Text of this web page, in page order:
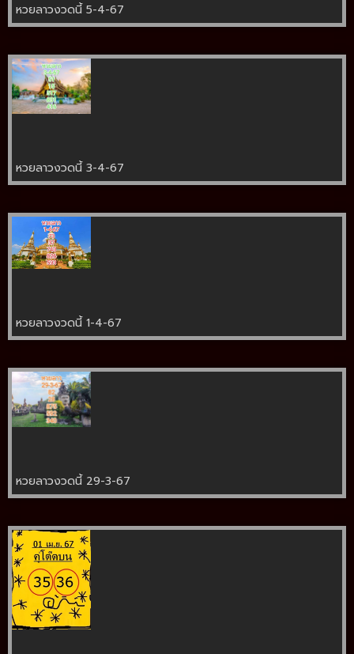
หวยลาวงวดนี้ 5-4-67
หวยลาวงวดนี้ 3-4-67
หวยลาวงวดนี้ 1-4-67
หวยลาวงวดนี้ 29-3-67